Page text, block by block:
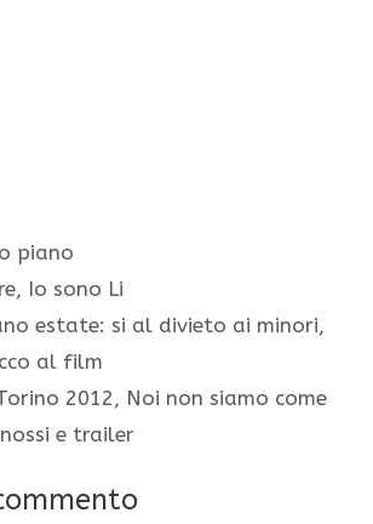
piano
, Io sono Li
estate: si al divieto ai minori,
al film
2012, Noi non siamo come
e trailer